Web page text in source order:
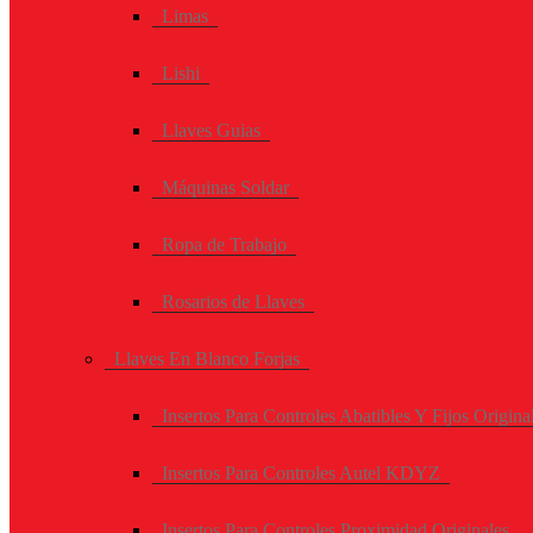
Limas
Lishi
Llaves Guias
Máquinas Soldar
Ropa de Trabajo
Rosarios de Llaves
Llaves En Blanco Forjas
Insertos Para Controles Abatibles Y Fijos
Insertos Para Controles Autel KDYZ